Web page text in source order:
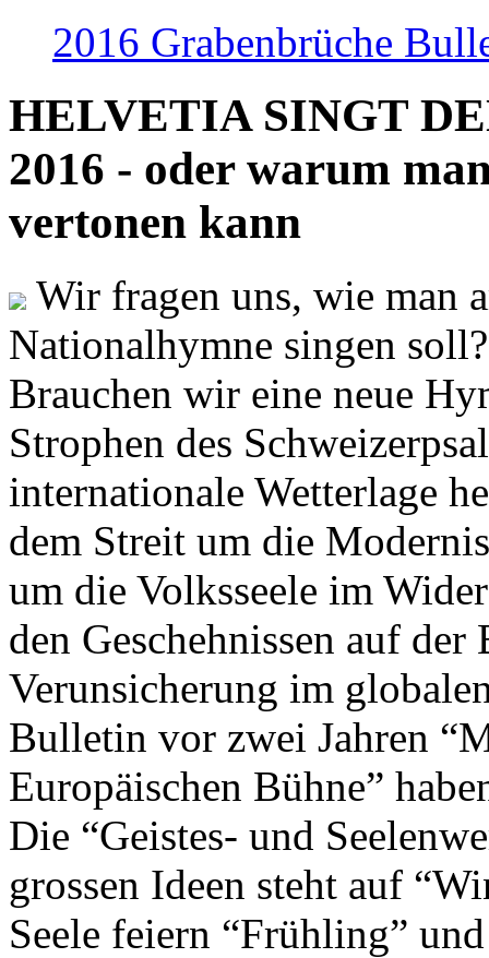
2016 Grabenbrüche
HELVETIA SINGT
2016 - oder warum
vertonen kann
Wir fragen uns, wie man
Nationalhymne singen
Brauchen wir eine neue
Strophen des
internationale Wetterlage
dem Streit um die
um die Volksseele im
den Geschehnissen auf
Verunsicherung im
Bulletin vor zwei Jahren
Europäischen Bühne”
Die “Geistes- und
grossen Ideen steht auf
Seele feiern “Frühling”